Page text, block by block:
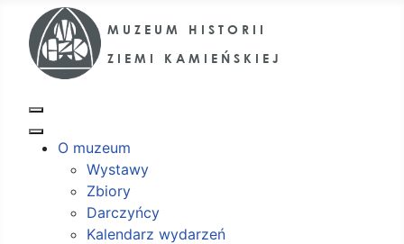
O muzeum
Wystawy
Zbiory
Darczyńcy
Kalendarz wydarzeń